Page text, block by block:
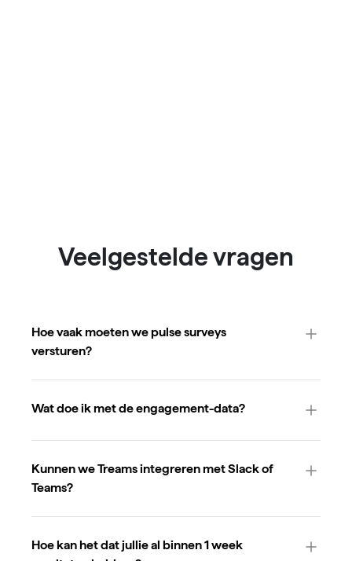
Veelgestelde vragen
Hoe vaak moeten we pulse surveys
versturen?
Wat doe ik met de engagement-data?
Kunnen we Treams integreren met Slack of
Teams?
Hoe kan het dat jullie al binnen 1 week